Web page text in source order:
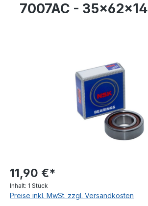
7007AC - 35x62x14
11,90 €*
Inhalt: 1 Stück
Preise inkl. MwSt. zzgl. Versandkosten